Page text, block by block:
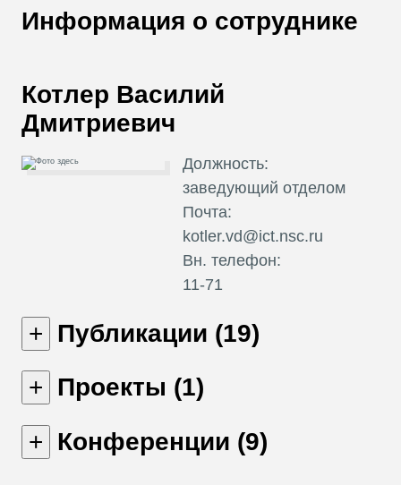
Т
Информация о сотруднике
Котлер Василий
Дмитриевич
Должность:
заведующий отделом
Почта:
kotler.vd@ict.nsc.ru
Вн. телефон:
11-71
Публикации (19)
Проекты (1)
Конференции (9)